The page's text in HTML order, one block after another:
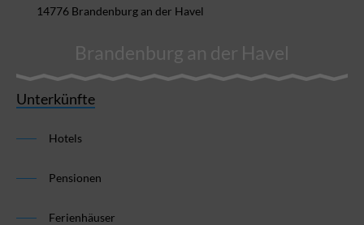
14776 Brandenburg an der Havel
Brandenburg an der Havel
Unterkünfte
Hotels
Pensionen
Ferienhäuser